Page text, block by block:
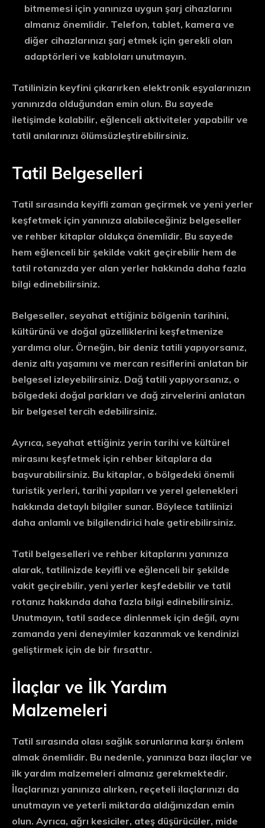
bitmemesi için yanınıza uygun şarj cihazlarını
almanız önemlidir. Telefon, tablet, kamera ve
diğer cihazlarınızı şarj etmek için gerekli olan
adaptörleri ve kabloları unutmayın.
Tatilinizin keyfini çıkarırken elektronik eşyalarınızın
yanınızda olduğundan emin olun. Bu sayede
iletişimde kalabilir, eğlenceli aktiviteler yapabilir ve
tatil anılarınızı ölümsüzleştirebilirsiniz.
Tatil Belgeselleri
Tatil sırasında keyifli zaman geçirmek ve yeni yerler
keşfetmek için yanınıza alabileceğiniz belgeseller
ve rehber kitaplar oldukça önemlidir. Bu sayede
hem eğlenceli bir şekilde vakit geçirebilir hem de
tatil rotanızda yer alan yerler hakkında daha fazla
bilgi edinebilirsiniz.
Belgeseller, seyahat ettiğiniz bölgenin tarihini,
kültürünü ve doğal güzelliklerini keşfetmenize
yardımcı olur. Örneğin, bir deniz tatili yapıyorsanız,
deniz altı yaşamını ve mercan resiflerini anlatan bir
belgesel izleyebilirsiniz. Dağ tatili yapıyorsanız, o
bölgedeki doğal parkları ve dağ zirvelerini anlatan
bir belgesel tercih edebilirsiniz.
Ayrıca, seyahat ettiğiniz yerin tarihi ve kültürel
mirasını keşfetmek için rehber kitaplara da
başvurabilirsiniz. Bu kitaplar, o bölgedeki önemli
turistik yerleri, tarihi yapıları ve yerel gelenekleri
hakkında detaylı bilgiler sunar. Böylece tatilinizi
daha anlamlı ve bilgilendirici hale getirebilirsiniz.
Tatil belgeselleri ve rehber kitaplarını yanınıza
alarak, tatilinizde keyifli ve eğlenceli bir şekilde
vakit geçirebilir, yeni yerler keşfedebilir ve tatil
rotanız hakkında daha fazla bilgi edinebilirsiniz.
Unutmayın, tatil sadece dinlenmek için değil, aynı
zamanda yeni deneyimler kazanmak ve kendinizi
geliştirmek için de bir fırsattır.
İlaçlar ve İlk Yardım
Malzemeleri
Tatil sırasında olası sağlık sorunlarına karşı önlem
almak önemlidir. Bu nedenle, yanınıza bazı ilaçlar ve
ilk yardım malzemeleri almanız gerekmektedir.
İlaçlarınızı yanınıza alırken, reçeteli ilaçlarınızı da
unutmayın ve yeterli miktarda aldığınızdan emin
olun. Ayrıca, ağrı kesiciler, ateş düşürücüler, mide